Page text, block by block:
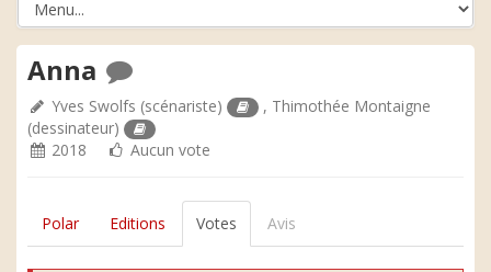
Anna
Yves Swolfs (scénariste) , Thimothée Montaigne
(dessinateur)
2018
Aucun vote
Polar Editions Votes Avis